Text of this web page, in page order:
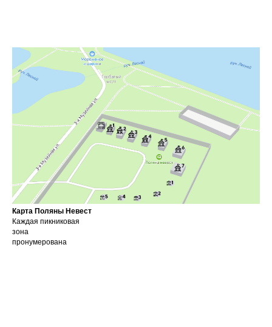
Карта Поляны Невест
Каждая пикниковая
зона
пронумерована